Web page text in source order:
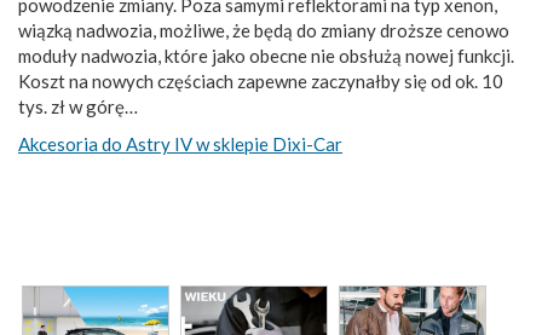
powodzenie zmiany. Poza samymi reflektorami na typ xenon,
wiązką nadwozia, możliwe, że będą do zmiany droższe cenowo
moduły nadwozia, które jako obecne nie obsłużą nowej funkcji.
Koszt na nowych częściach zapewne zaczynałby się od ok. 10
tys. zł w górę…
Akcesoria do Astry IV w sklepie Dixi-Car